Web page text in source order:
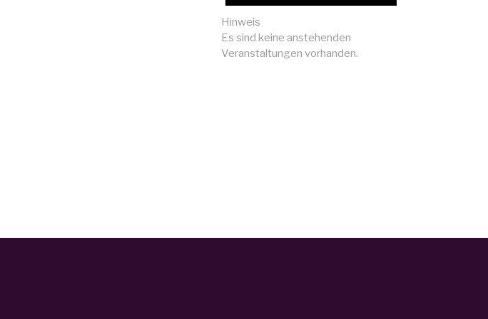
Hinweis
Es sind keine anstehenden
Veranstaltungen vorhanden.